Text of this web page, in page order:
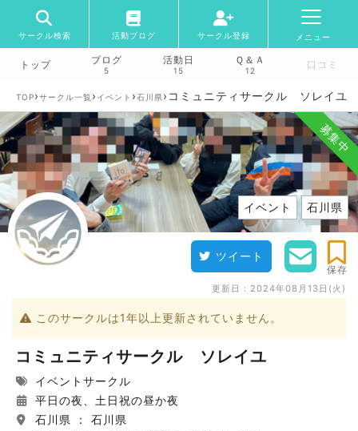
サークル検索 活動ブログ サークル登録 メニュー
トップ ブログ
5
活動日
15
Ｑ＆Ａ
12 口コミ
TOP›サークル一覧 › イベント ›石川県› コミュニティサークル ソレイユ
募集中
イベント 石川県
ツイート
保存
更新日： 2024年08月13日(火)
このサークルは1年以上更新されていません。
コミュニティサークル ソレイユ
イベントサークル
平日の夜、土日祝の昼か夜
石川県 ： 石川県